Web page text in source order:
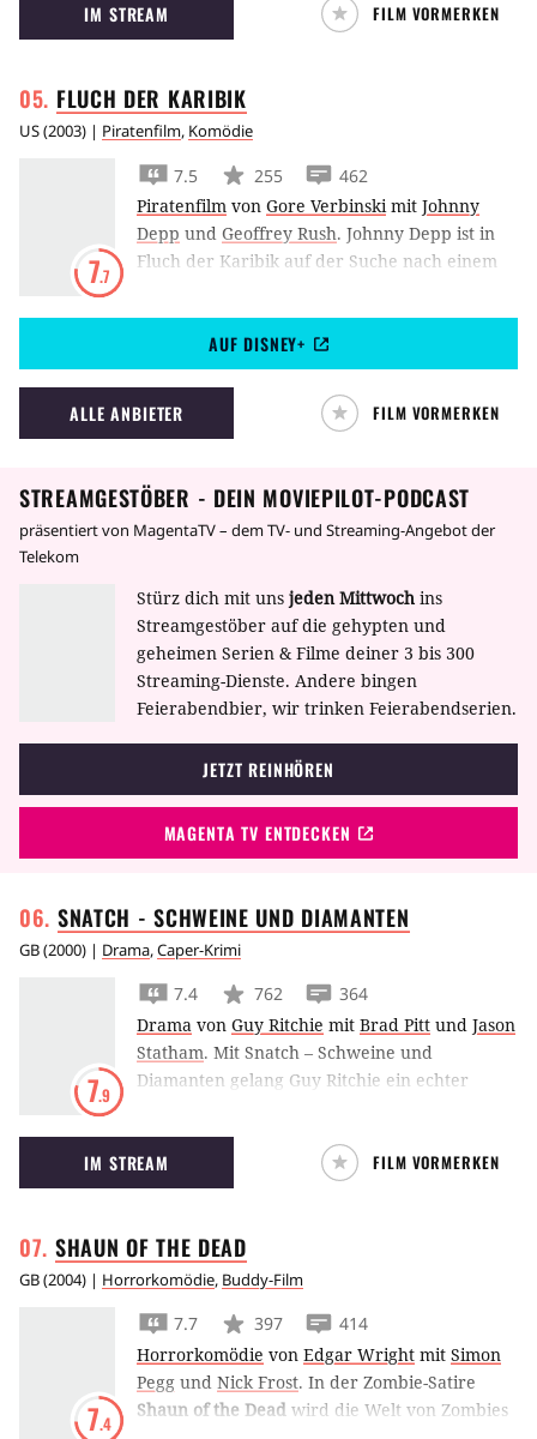
sind auf der Suche nach dem magischen
Artefakt.
IM STREAM FILM VORMERKEN
FLUCH DER KARIBIK
US(2003) | Piratenfilm, Komödie
7.7
7.5 255
462
Piratenfilm von Gore Verbinskimit Johnny
Depp und Geoffrey Rush. Johnny Depp ist in
Fluch der Karibik auf der Suche nach einem
verfluchte und berüchtigte Captain Barbossa
abgesehen hat.AUF DISNEY+
ALLE ANBIETER FILM VORMERKEN
STREAMGESTÖBER - DEIN MOVIEPILOT-PODCAST
präsentiert von MagentaTV – dem TV- und Streaming-Angebot der
Telekom
Stürz dich mit uns jeden Mittwoch ins
Streamgestöber auf die gehypten und
geheimen Serien & Filme deiner 3 bis 300
Streaming-Dienste. Andere bingen
Feierabendbier, wir trinken Feierabendserien.
JETZT REINHÖREN
MAGENTA TV ENTDECKEN
SNATCH - SCHWEINE UND DIAMANTEN
GB(2000) | Drama,Caper-Krimi
7.9
7.4 762
364
Drama von Guy Ritchie mit Brad Pitt und Jason
Statham. Mit Snatch – Schweine und
Diamanten gelang Guy Ritchie ein echter
einen Diamantenraub, Brad Pitt als boxenden
Gypsie und jede Menge Tote miteinander.
IM STREAM FILM VORMERKEN
SHAUN OF THE DEAD
GB(2004) | Horrorkomödie, Buddy-Film
7.4
7.7 397
414
Horrorkomödie von Edgar Wright mit Simon
Pegg und Nick Frost. In der Zombie-Satire
Shaun of the Dead wird die Welt von Zombies